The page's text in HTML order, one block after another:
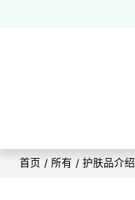
首页 / 所有 / 护肤品介绍